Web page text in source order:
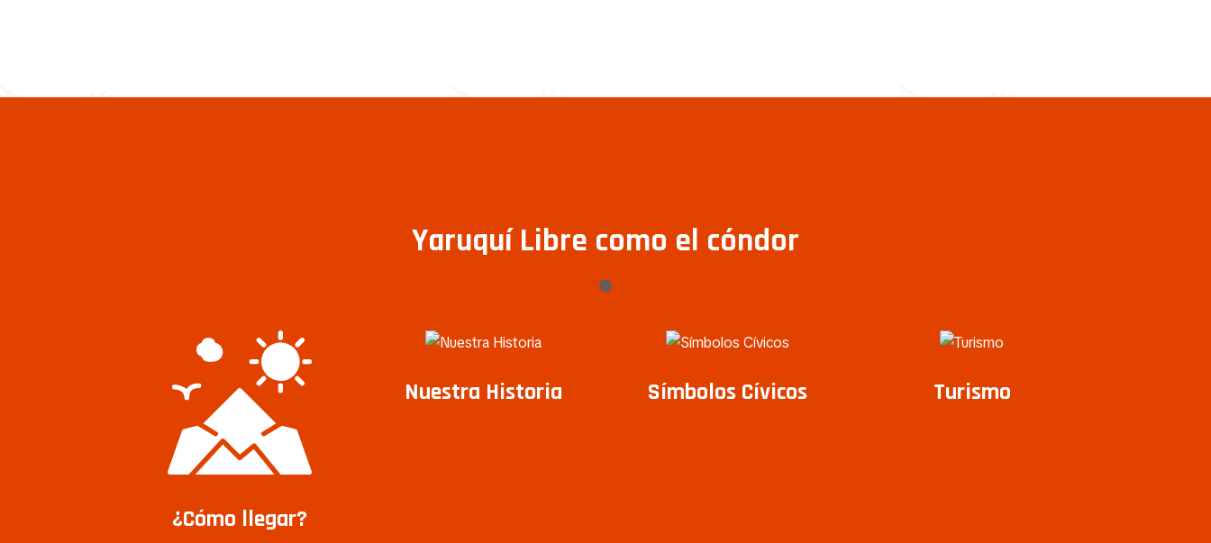
Yaruquí Libre como el cóndor
¿Cómo llegar?
Nuestra Historia Símbolos Cívicos Turismo